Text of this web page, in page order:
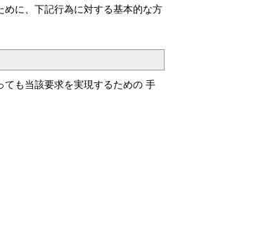
に、下記行為に対する基本的な方
も当該要求を実現するための 手